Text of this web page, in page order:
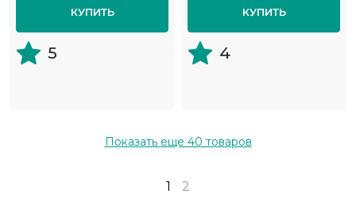
КУПИТЬ
5
КУПИТЬ
4
Показать еще 40 товаров
1 2